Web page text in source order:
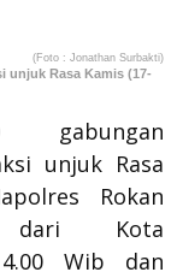
(Foto : Jonathan Surbakti)
unjuk Rasa Kamis (17-
gabungan
unjuk Rasa
Rokan
dari Kota
Wib dan